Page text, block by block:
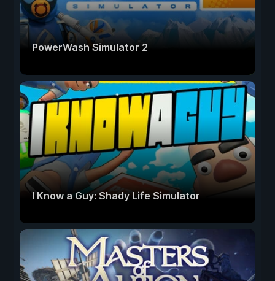
PowerWash Simulator 2
I Know a Guy: Shady Life Simulator